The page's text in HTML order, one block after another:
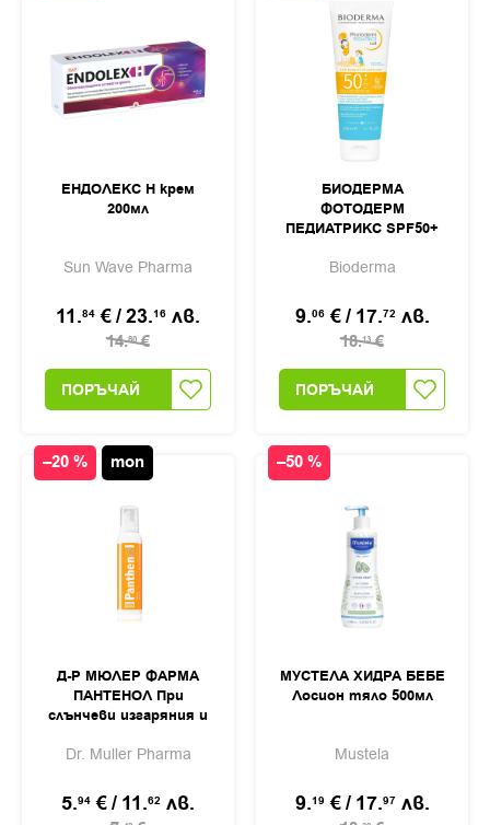
ЕНДОЛЕКС Н крем
200мл
Sun Wave Pharma
11.84 €/23.16 лв.
14.80 €
ПОРЪЧАЙ
БИОДЕРМА
ФОТОДЕРМ
ПЕДИАТРИКС SPF50+
мляко за деца 200мл
Bioderma
9.06 €/ 17.72 лв.
18.13 €
ПОРЪЧАЙ
–20 % топ
Д-Р МЮЛЕР ФАРМА
ПАНТЕНОЛ При
слънчеви изгаряния и
150мл
Dr. Muller Pharma
5.94 €/ 11.62 лв.
–50 %
МУСТЕЛА ХИДРА БЕБЕ
Лосион тяло 500мл
Mustela
9.19 €/ 17.97 лв.